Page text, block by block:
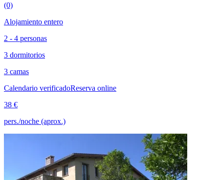
(0)
Alojamiento entero
2 - 4 personas
3 dormitorios
3 camas
Calendario verificadoReserva online
38 €
pers./noche (aprox.)